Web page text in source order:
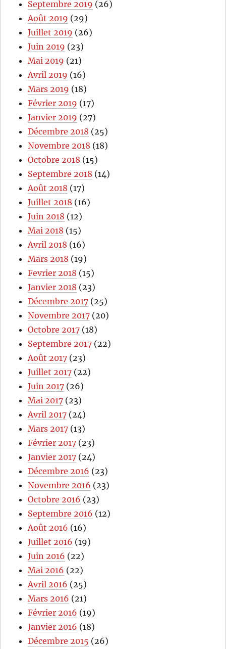
Septembre 2019 (26)
Août 2019 (29)
Juillet 2019 (26)
Juin 2019 (23)
Mai 2019 (21)
Avril 2019 (16)
Mars 2019 (18)
Février 2019 (17)
Janvier 2019 (27)
Décembre 2018 (25)
Novembre 2018 (18)
Octobre 2018 (15)
Septembre 2018 (14)
Août 2018 (17)
Juillet 2018 (16)
Juin 2018 (12)
Mai 2018 (15)
Avril 2018 (16)
Mars 2018 (19)
Fevrier 2018 (15)
Janvier 2018 (23)
Décembre 2017 (25)
Novembre 2017 (20)
Octobre 2017 (18)
Septembre 2017 (22)
Août 2017 (23)
Juillet 2017 (22)
Juin 2017 (26)
Mai 2017 (23)
Avril 2017 (24)
Mars 2017 (13)
Février 2017 (23)
Janvier 2017 (24)
Décembre 2016 (23)
Novembre 2016 (23)
Octobre 2016 (23)
Septembre 2016 (12)
Août 2016 (16)
Juillet 2016 (19)
Juin 2016 (22)
Mai 2016 (22)
Avril 2016 (25)
Mars 2016 (21)
Février 2016 (19)
Janvier 2016 (18)
Décembre 2015 (26)